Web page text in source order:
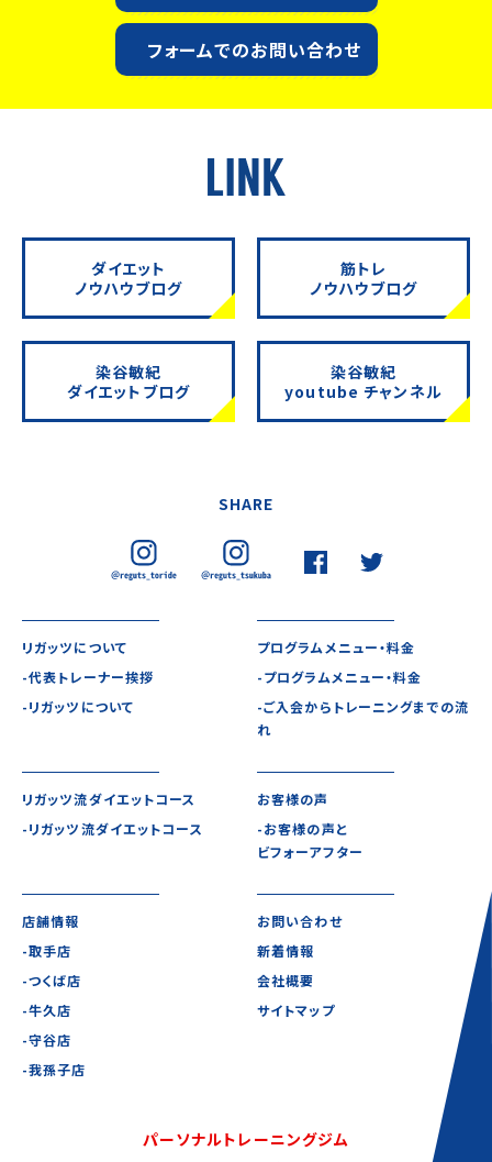
フォームでのお問い合わせ
ダイエット
ノウハウブログ
筋トレ
ノウハウブログ
染谷敏紀
ダイエットブログ
染谷敏紀
youtube チャンネル
SHARE
リガッツについて
-代表トレーナー挨拶
-リガッツについて
プログラムメニュー・料金
-プログラムメニュー・料金
-ご入会からトレーニングまでの流
れ
リガッツ流ダイエットコース
-リガッツ流ダイエットコース
お客様の声
-お客様の声と
ビフォーアフター
店舗情報
-取手店
-つくば店
-牛久店
-守谷店
-我孫子店
お問い合わせ
新着情報
会社概要
サイトマップ
パーソナルトレーニングジム